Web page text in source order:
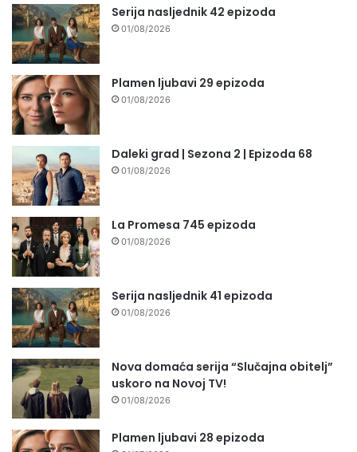
Serija nasljednik 42 epizoda
01/08/2026
Plamen ljubavi 29 epizoda
01/08/2026
Daleki grad | Sezona 2 | Epizoda 68
01/08/2026
La Promesa 745 epizoda
01/08/2026
Serija nasljednik 41 epizoda
01/08/2026
Nova domaća serija “Slučajna obitelj”
uskoro na Novoj TV!
01/08/2026
Plamen ljubavi 28 epizoda